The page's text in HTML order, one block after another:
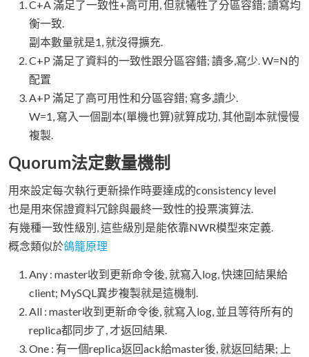
C+A 滿足了一致性+高可用, 但就犧牲了分區容錯; 讀寫均
衡一致.
副本數量就是1, 就沒得擴充.
C+P 滿足了資料的一致性跟分區容錯; 讀多,寫少. W=N的
配置
A+P 滿足了高可用性和分區容錯; 寫多,讀少.
W=1, 寫入一個副本(單機也算)就算成功, 其他副本就慢慢
複製.
Quorum法定數量機制
用來設定每次執行更新操作時要達成的consistency level
也是用來保證資料冗餘與最終一致性的投票演算法.
有幾種一致性級別, 這些級別是能依靠NWR模型來定義.
概念類似於鴿籠原理
Any : master收到更新命令後, 就寫入log, 快速回結果給
client; MySQL異步複製就是這機制.
All : master收到更新命令後, 就寫入log, 並且等待所有的
replica都同步了, 才返回結果.
One : 有一個replica返回ack給master後, 就返回結果; 上